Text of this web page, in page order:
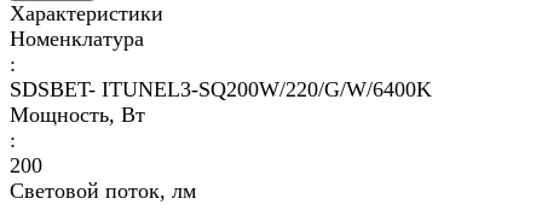
Характеристики
Номенклатура
:
SDSBET- ITUNEL3-SQ200W/220/G/W/6400K
Мощность, Вт
:
200
Световой поток, лм